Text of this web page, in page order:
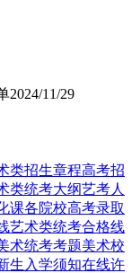
2024/11/29
类招生章程高考招
类统考大纲艺考人
课各院校高考录取
艺术类统考合格线
术统考考题美术校
生入学须知在线许